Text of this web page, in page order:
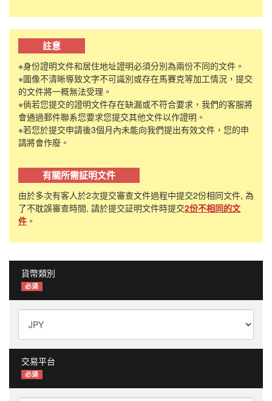
註意
※身份證明文件和居住地址證明必須分別為兩份不同的文件。
※圖像不清晰導致文字不可識別或存在馬賽克等加工情況，提交
的文件將一概無法受理。
※倘若您提交的證明文件存在缺漏或不符合要求，我們的客服將
會通過郵件聯系您要求您提交其他文件以作證明。
※若您於提交申請後3個月內未能向我們提出有效文件，您的申
請將會作廢。
有關所需証明文件
由於多次有客人於2次提交審查文件過程中提交2份相同文件, 為
了不耽誤審查時間, 請於提交証明文件時提交2份不相同的文
件 。
貨幣類別
必須
交易平台
必須